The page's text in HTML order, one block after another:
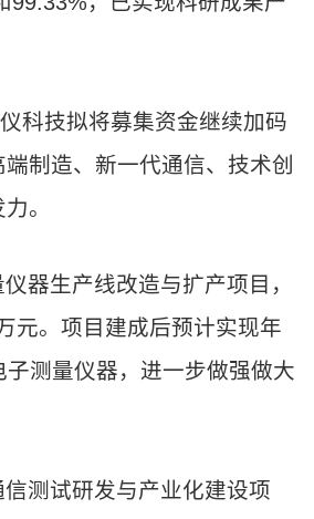
科技拟将募集资金继续加码
制造、新一代通信、技术创
。
器生产线改造与扩产项目，
元。项目建成后预计实现年
测量仪器，进一步做强做大
测试研发与产业化建设项